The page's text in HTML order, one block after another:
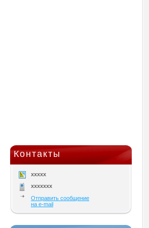
Контакты
xxxxx
xxxxxxx
Отправить сообщение
на e-mail